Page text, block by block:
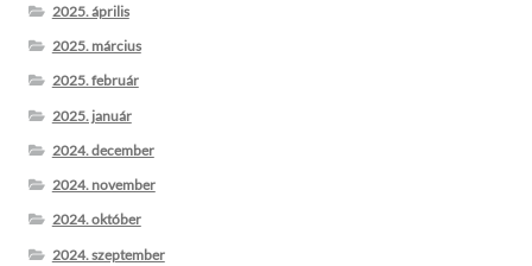
2025. április
2025. március
2025. február
2025. január
2024. december
2024. november
2024. október
2024. szeptember